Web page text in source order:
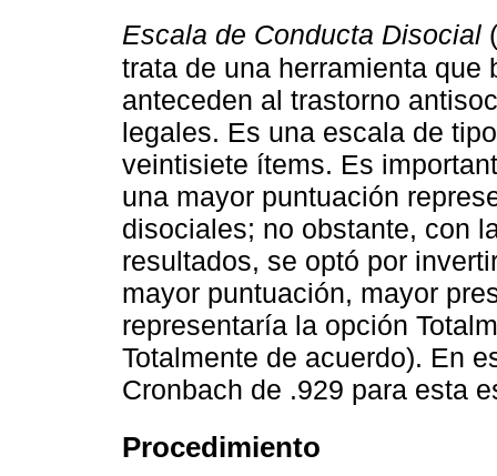
Escala de Conducta Disocial
trata de una herramienta
anteceden al trastorno
legales. Es una escala de
veintisiete ítems. Es
una mayor puntuación
disociales; no obstante, con
resultados, se optó por
mayor puntuación, mayor
representaría la opción
Totalmente de acuerdo). En
Cronbach de .929 para esta
Procedimiento